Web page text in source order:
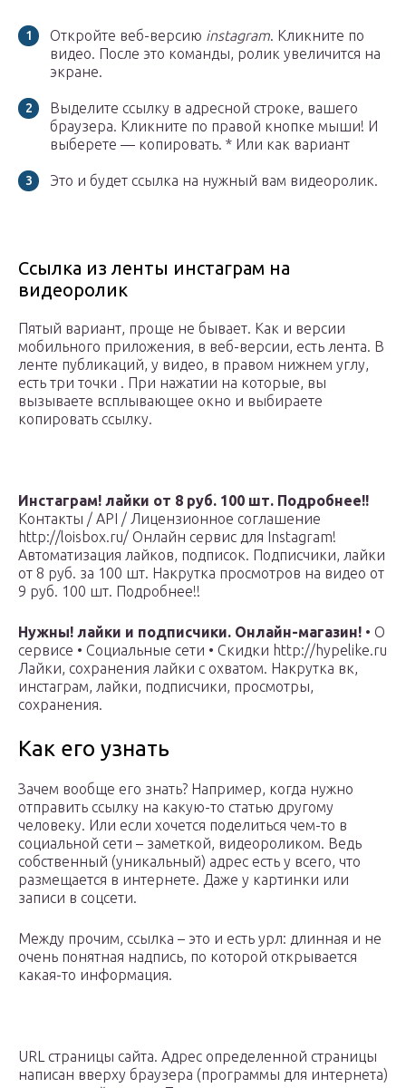
Откройте веб-версию instagram. Кликните по
видео. После это команды, ролик увеличится на
экране.
Выделите ссылку в адресной строке, вашего
браузера. Кликните по правой кнопке мыши! И
выберете — копировать. * Или как вариант
Это и будет ссылка на нужный вам видеоролик.
Ссылка из ленты инстаграм на
видеоролик
Пятый вариант, проще не бывает. Как и версии
мобильного приложения, в веб-версии, есть лента. В
ленте публикаций, у видео, в правом нижнем углу,
есть три точки . При нажатии на которые, вы
вызываете всплывающее окно и выбираете
копировать ссылку.
Инстаграм! лайки от 8 руб. 100 шт. Подробнее!!
Контакты / API / Лицензионное соглашение
http://loisbox.ru/ Онлайн сервис для Instagram!
Автоматизация лайков, подписок. Подписчики, лайки
от 8 руб. за 100 шт. Накрутка просмотров на видео от
9 руб. 100 шт. Подробнее!!
Нужны! лайки и подписчики. Онлайн-магазин! • О
сервисе • Социальные сети • Скидки http://hypelike.ru
Лайки, сохранения лайки с охватом. Накрутка вк,
инстаграм, лайки, подписчики, просмотры,
сохранения.
Как его узнать
Зачем вообще его знать? Например, когда нужно
отправить ссылку на какую-то статью другому
человеку. Или если хочется поделиться чем-то в
социальной сети – заметкой, видеороликом. Ведь
собственный (уникальный) адрес есть у всего, что
размещается в интернете. Даже у картинки или
записи в соцсети.
Между прочим, ссылка – это и есть урл: длинная и не
очень понятная надпись, по которой открывается
какая-то информация.
URL страницы сайта. Адрес определенной страницы
написан вверху браузера (программы для интернета)